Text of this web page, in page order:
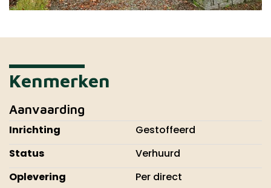
Kenmerken
Aanvaarding
Inrichting
Gestoffeerd
Status
Verhuurd
Oplevering
Per direct